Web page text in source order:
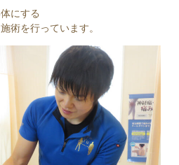
にする
術を行っています。